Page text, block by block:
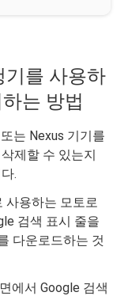
기를 사용하
는 방법
는 Nexus 기기를
제할 수 있는지
.
사용하는 모토로
검색 표시 줄을
다운로드하는 것
에서 Google 검색